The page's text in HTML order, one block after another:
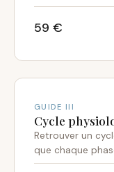
59 €
GUIDE III
Cycle
Retrouver un
que chaque